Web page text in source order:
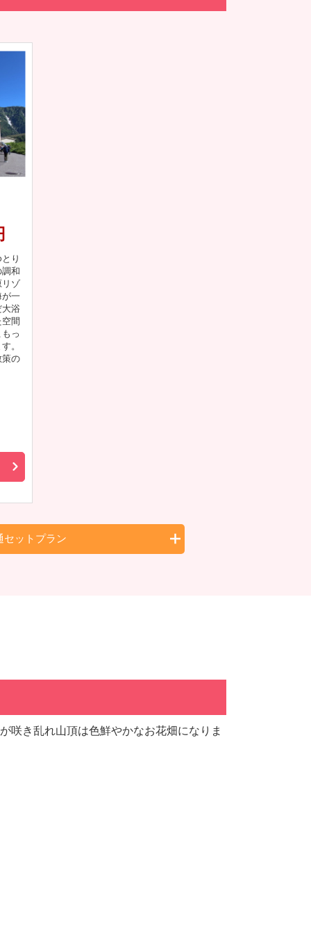
り
和
リゾ
一
大浴
間
っ
。
策の
セットプラン
咲き乱れ山頂は色鮮やかなお花畑になりま